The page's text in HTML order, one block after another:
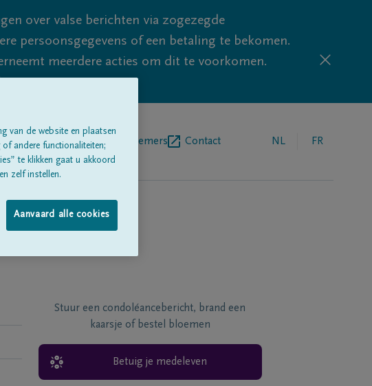
over valse berichten via zogezegde
persoonsgegevens of een betaling te bekomen.
meerdere acties om dit te voorkomen.
Over onsBegrafenisondernemers Contact NL FR
Stuur een condoléancebericht, brand een
kaarsje of bestel bloemen
Betuig je medeleven
van de website en plaatsen
andere functionaliteiten;
te klikken gaat u akkoord
zelf instellen.
Aanvaard alle cookies